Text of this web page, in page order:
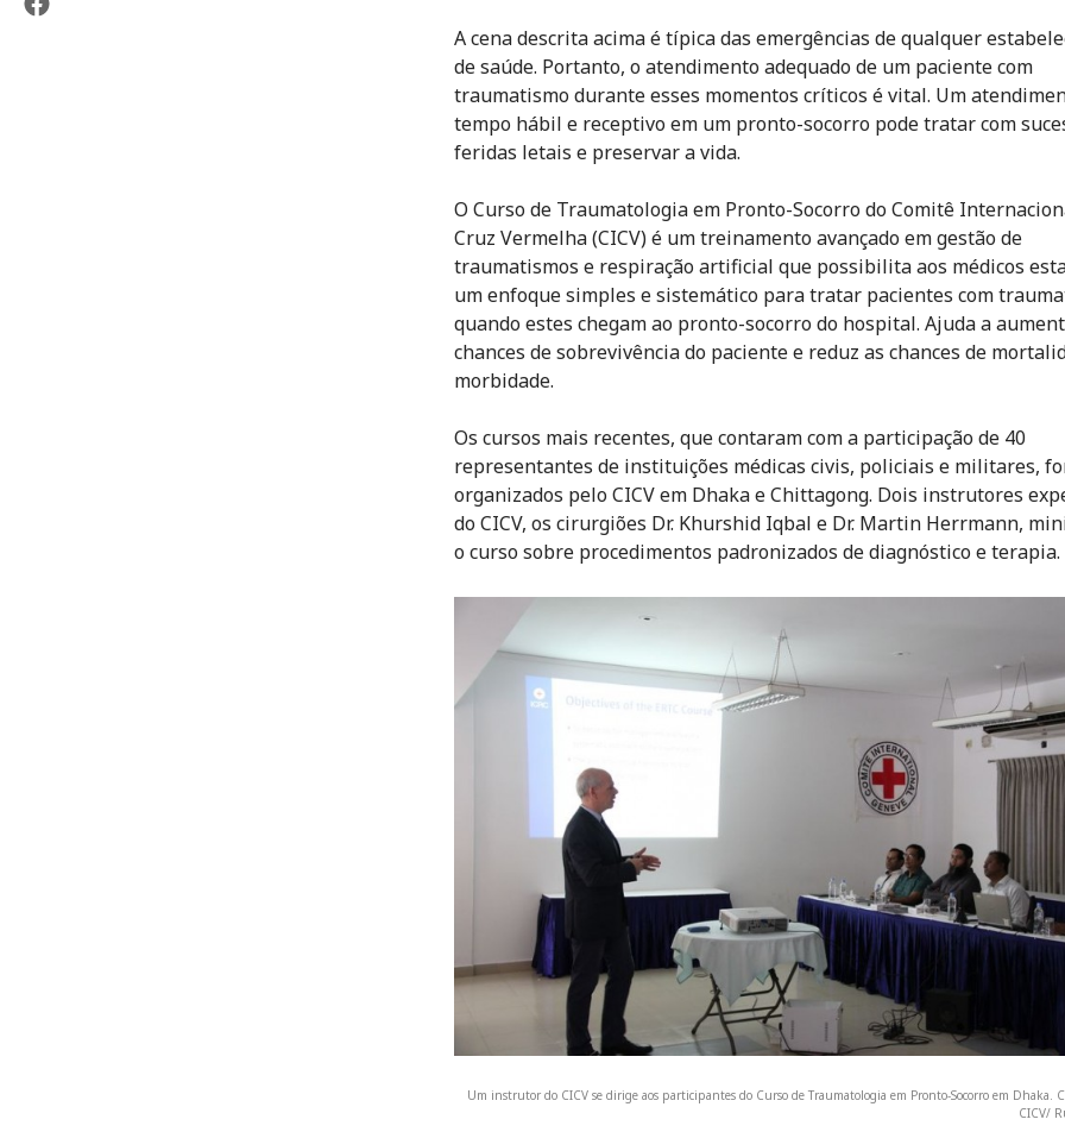
A cena descrita acima é típica das emergências de qualquer
de saúde. Portanto, o atendimento adequado de um paciente com
traumatismo durante esses momentos críticos é vital. Um
tempo hábil e receptivo em um pronto-socorro pode tratar com
feridas letais e preservar a vida.
O Curso de Traumatologia em Pronto-Socorro do Comitê
Cruz Vermelha (CICV) é um treinamento avançado em gestão de
traumatismos e respiração artificial que possibilita aos médicos
um enfoque simples e sistemático para tratar pacientes com
quando estes chegam ao pronto-socorro do hospital. Ajuda a
chances de sobrevivência do paciente e reduz as chances de
morbidade.
Os cursos mais recentes, que contaram com a participação de 40
representantes de instituições médicas civis, policiais e militares,
organizados pelo CICV em Dhaka e Chittagong. Dois instrutores
do CICV, os cirurgiões Dr. Khurshid Iqbal e Dr. Martin Herrmann,
o curso sobre procedimentos padronizados de diagnóstico e terapia.
Um instrutor do CICV se dirige aos participantes do Curso de Traumatologia em Pronto-Socorro em Dhaka.
CICV/